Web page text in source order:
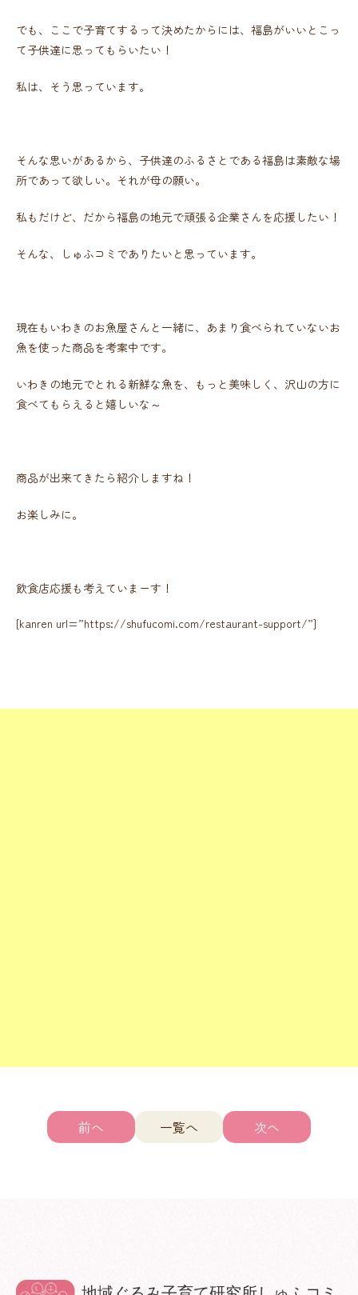
でも、ここで子育てするって決めたからには、福島がいいとこっ
て子供達に思ってもらいたい！
私は、そう思っています。
そんな思いがあるから、子供達のふるさとである福島は素敵な場
所であって欲しい。それが母の願い。
私もだけど、だから福島の地元で頑張る企業さんを応援したい！
そんな、しゅふコミでありたいと思っています。
現在もいわきのお魚屋さんと一緒に、あまり食べられていないお
魚を使った商品を考案中です。
いわきの地元でとれる新鮮な魚を、もっと美味しく、沢山の方に
食べてもらえると嬉しいな～
商品が出来てきたら紹介しますね！
お楽しみに。
飲食店応援も考えていまーす！
[kanren url=”https://shufucomi.com/restaurant-support/”]
前へ 一覧へ 次へ